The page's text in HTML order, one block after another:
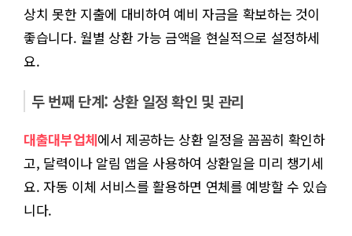
상치 못한 지출에 대비하여 예비 자금을 확보하는 것이
좋습니다. 월별 상환 가능 금액을 현실적으로 설정하세
요.
두 번째 단계: 상환 일정 확인 및 관리
대출대부업체에서 제공하는 상환 일정을 꼼꼼히 확인하
고, 달력이나 알림 앱을 사용하여 상환일을 미리 챙기세
요. 자동 이체 서비스를 활용하면 연체를 예방할 수 있습
니다.